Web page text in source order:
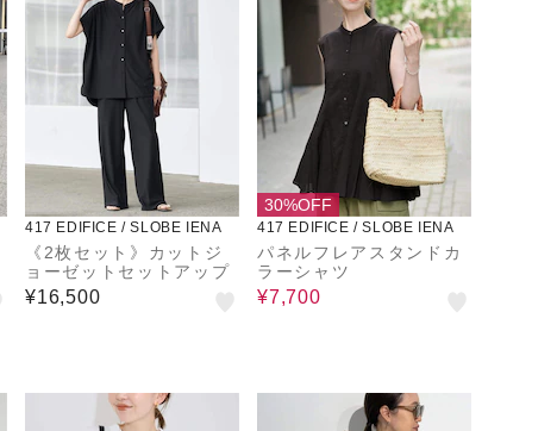
417 EDIFICE / SLOBE IENA
《2枚セット》カットジ
ョーゼットセットアップ
¥16,500
30%OFF
417 EDIFICE / SLOBE IENA
パネルフレアスタンドカ
ラーシャツ
¥7,700